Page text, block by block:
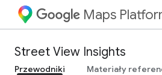
Maps
Street View Insights
Przewodniki
Materiały